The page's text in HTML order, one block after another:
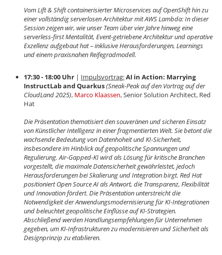
Vom Lift & Shift containerisierter Microservices auf OpenShift hin zu
einer vollständig serverlosen Architektur mit AWS Lambda: In dieser
Session zeigen wir, wie unser Team über vier Jahre hinweg eine
serverless-first Mentalität, Event-getriebene Architektur und operative
Exzellenz aufgebaut hat – inklusive Herausforderungen, Learnings
und einem praxisnahen Reifegradmodell.
17:30 - 18:00 Uhr | Impulsvortrag:AI in Action: Marrying
InstructLab and Quarkus(Sneak-Peak auf den Vortrag auf der
CloudLand 2025), Marco Klaassen, Senior Solution Architect, Red
Hat
Die Präsentation thematisiert den souveränen und sicheren Einsatz
von Künstlicher Intelligenz in einer fragmentierten Welt. Sie betont die
wachsende Bedeutung von Datenhoheit und KI-Sicherheit,
insbesondere im Hinblick auf geopolitische Spannungen und
Regulierung. Air-Gapped-KI wird als Lösung für kritische Branchen
vorgestellt, die maximale Datensicherheit gewährleistet, jedoch
Herausforderungen bei Skalierung und Integration birgt. Red Hat
positioniert Open Source AI als Antwort, die Transparenz, Flexibilität
und Innovation fördert. Die Präsentation unterstreicht die
Notwendigkeit der Anwendungsmodernisierung für KI-Integrationen
und beleuchtet geopolitische Einflüsse auf KI-Strategien.
Abschließend werden Handlungsempfehlungen für Unternehmen
gegeben, um KI-Infrastrukturen zu modernisieren und Sicherheit als
Designprinzip zu etablieren.